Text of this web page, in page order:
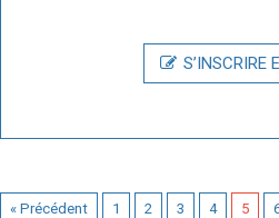
S’INSCRIRE
« Précédent 1 2 3 4 5